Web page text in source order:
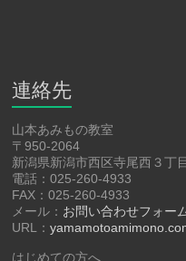
連絡先
山本あみもの教室
〒950-2064
新潟県新潟市西区寺尾西３丁
電話：025-260-4933
FAX：025-260-4933
メール： お問い合わせフォー
URL：
はじめての方へ